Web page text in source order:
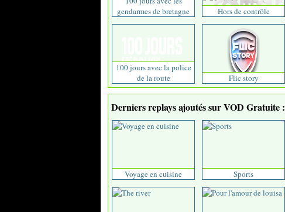
gendarmes de bretagne
Hors de contrôle
100 jours avec la police
de la route
Flic story
Derniers replays ajoutés sur VOD Gratuite :
Voyage en cuisine Sports